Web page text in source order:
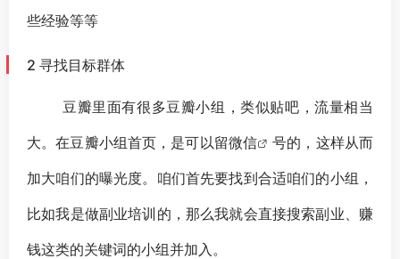
些经验等等
2 寻找目标群体
豆瓣里面有很多豆瓣小组，类似贴吧，流量相当
大。在豆瓣小组首页，是可以留微信
号的，这样从而
加大咱们的曝光度。咱们首先要找到合适咱们的小组，
比如我是做副业培训的，那么我就会直接搜索副业、赚
钱这类的关键词的小组并加入。